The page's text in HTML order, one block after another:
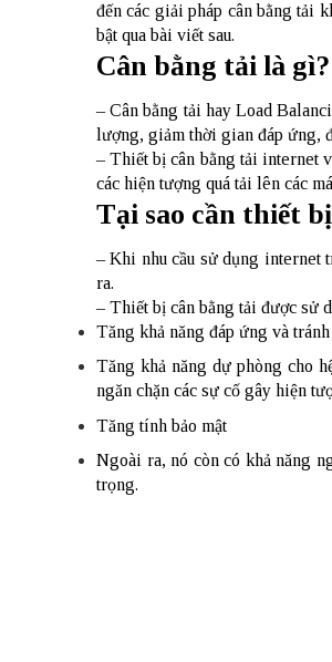
đến các giải pháp cân bằng tải
bật qua bài viết sau.
Cân bằng tải là
– Cân bằng tải hay Load
lượng, giảm thời gian đáp ứng,
– Thiết bị cân bằng tải internet
các hiện tượng quá tải lên các
Tại sao cần thiết
– Khi nhu cầu sử dụng internet
ra.
– Thiết bị cân bằng tải được sử
Tăng khả năng đáp ứng và
Tăng khả năng dự phòng cho
ngăn chặn các sự cố gây hiện
Tăng tính bảo mật
Ngoài ra, nó còn có khả năng
trọng.